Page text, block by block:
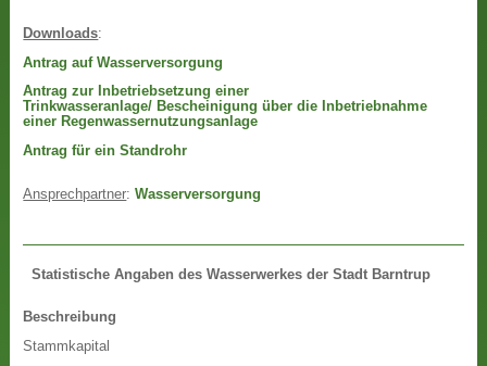
Downloads:
Antrag auf Wasserversorgung
Antrag zur Inbetriebsetzung einer
Trinkwasseranlage/ Bescheinigung über die Inbetriebnahme
einer Regenwassernutzungsanlage
Antrag für ein Standrohr
Ansprechpartner:Wasserversorgung
Statistische Angaben des Wasserwerkes der Stadt Barntrup
Beschreibung
Stammkapital